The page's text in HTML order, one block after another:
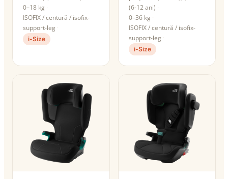
0–18 kg
ISOFIX / centură / isofix-
support-leg
i-Size
(6-12 ani)
0–36 kg
ISOFIX / centură / isofix-
support-leg
i-Size